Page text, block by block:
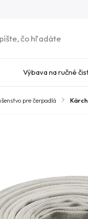
Výbava na ručné
pre čerpadlá /